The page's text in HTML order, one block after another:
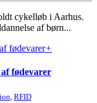
cykelløb i Aarhus.
af børn...
+
fødevarer
RFID